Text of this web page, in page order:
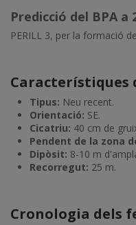
Predicció del BPA a
PERILL 3, per la formació
Característiques
Tipus: Neu recent.
Orientació: SE.
Cicatriu: 40 cm de
Pendent de la zona
Dipòsit: 8-10 m
Recorregut: 25 m.
Cronologia dels